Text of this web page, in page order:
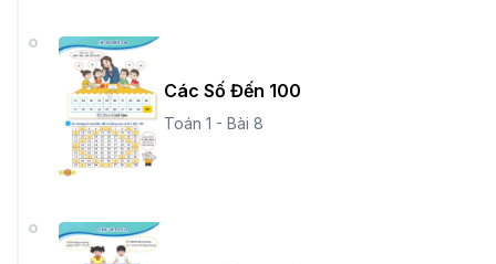
Các Số Đến 100
Toán 1 - Bài 8